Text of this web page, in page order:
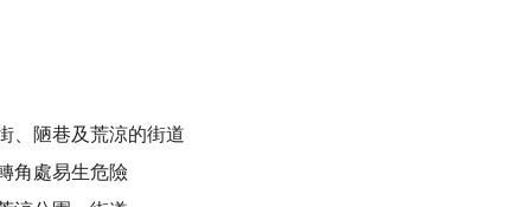
、陋巷及荒涼的街道
角處易生危險